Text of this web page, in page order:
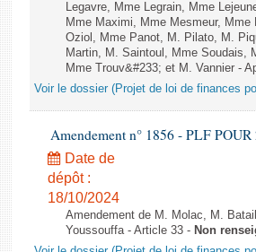
Legavre, Mme Legrain, Mme
Mme Maximi, Mme Mesmeur,
Oziol, Mme Panot, M. Pilato, M.
Martin, M. Saintoul, Mme Soudais,
Mme Trouv&#233; et M. Vannier -
Voir le dossier (Projet de loi de finances
Amendement n° 1856 - PLF POUR
Date de
dépôt :
18/10/2024
Amendement de M. Molac, M.
Youssouffa - Article 33 - Non